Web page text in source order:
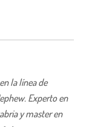
la línea de
Experto en
y master en